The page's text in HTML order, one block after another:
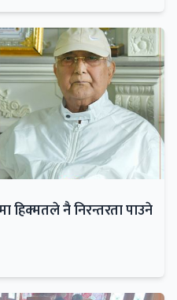
हिक्मतले नै निरन्तरता पाउने